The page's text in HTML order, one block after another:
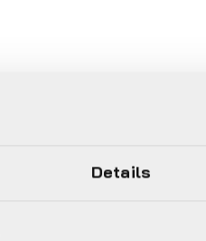
Details